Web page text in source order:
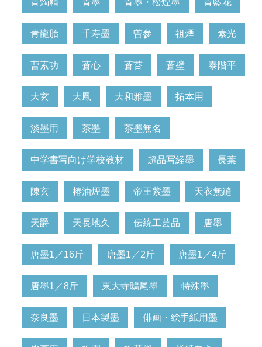
青燭精 青墨 青墨・松煙墨 青藍花
青龍胎 千寿墨 曽参 祖煙 素光
曹素功 蒼心 蒼苔 蒼壁 泰階平
大玄 大鳳 大和雅墨 拓本用
淡墨用 茶墨 茶墨無名
中学書写向け学校教材 超品写経墨 長葉
陳玄 椿油煙墨 帝王紫墨 天衣無縫
天爵 天長地久 伝統工芸品 唐墨
唐墨1／16斤 唐墨1／2斤 唐墨1／4斤
唐墨1／8斤 東大寺鴟尾墨 特殊墨
奈良墨 日本製墨 俳画・絵手紙用墨